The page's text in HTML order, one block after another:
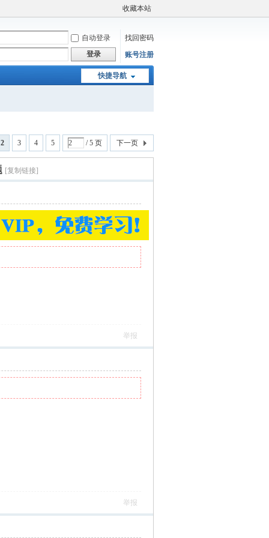
收藏本站
自动登录
找回密码
登录
账号注册
快捷导航
2 3 4 5 / 5 页 下一页
[复制链接]
举报
举报